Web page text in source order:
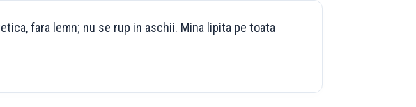
fara lemn; nu se rup in aschii. Mina lipita pe toata